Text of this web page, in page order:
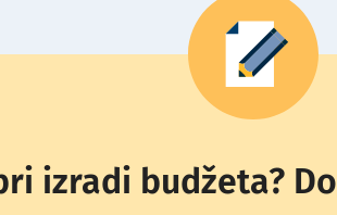
izradi budžeta?